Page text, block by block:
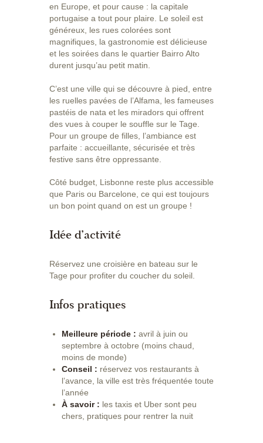
en Europe, et pour cause : la capitale
portugaise a tout pour plaire. Le soleil est
généreux, les rues colorées sont
magnifiques, la gastronomie est délicieuse
et les soirées dans le quartier Bairro Alto
durent jusqu’au petit matin.
C’est une ville qui se découvre à pied, entre
les ruelles pavées de l’Alfama, les fameuses
pastéis de nata et les miradors qui offrent
des vues à couper le souffle sur le Tage.
Pour un groupe de filles, l’ambiance est
parfaite : accueillante, sécurisée et très
festive sans être oppressante.
Côté budget, Lisbonne reste plus accessible
que Paris ou Barcelone, ce qui est toujours
un bon point quand on est un groupe !
Idée d’activité
Réservez une croisière en bateau sur le
Tage pour profiter du coucher du soleil.
Infos pratiques
Meilleure période : avril à juin ou
septembre à octobre (moins chaud,
moins de monde)
Conseil : réservez vos restaurants à
l’avance, la ville est très fréquentée toute
l’année
À savoir : les taxis et Uber sont peu
chers, pratiques pour rentrer la nuit